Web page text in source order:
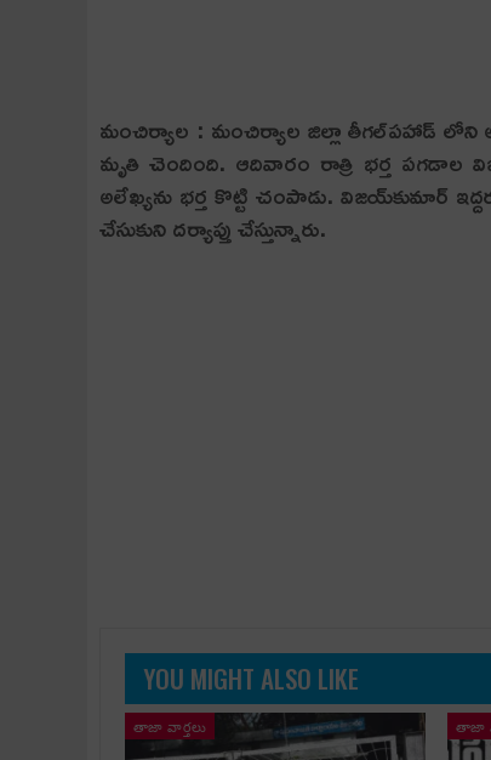
మంచిర్యాల : మంచిర్యాల జిల్లా తీగ‌ల్‌ప‌హాడ్ లోని
మృతి చెందింది. ఆదివారం రాత్రి భ‌ర్త ప‌గ‌డాల
అలేఖ్యను భ‌ర్త కొట్టి చంపాడు. విజ‌య్‌కుమార్
చేసుకుని ద‌ర్యాప్తు చేస్తున్నారు.
YOU MIGHT ALSO LIKE
తాజా వార్తలు తాజా